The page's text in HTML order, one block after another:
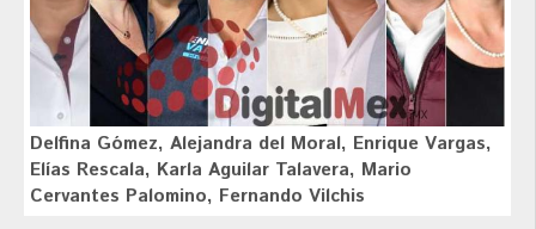
Delfina Gómez, Alejandra del Moral, Enrique Vargas,
Elías Rescala, Karla Aguilar Talavera, Mario
Cervantes Palomino, Fernando Vilchis